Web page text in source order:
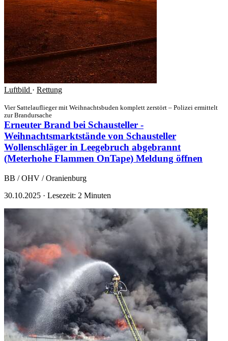
Luftbild · Rettung
Vier Sattelauflieger mit Weihnachtsbuden komplett zerstört – Polizei ermittelt
zur Brandursache
Erneuter Brand bei Schausteller -
Weihnachtsmarktstände von Schausteller
Wollenschläger in Leegebruch abgebrannt
(Meterhohe Flammen OnTape) Meldung öffnen
BB / OHV / Oranienburg
30.10.2025 · Lesezeit: 2 Minuten